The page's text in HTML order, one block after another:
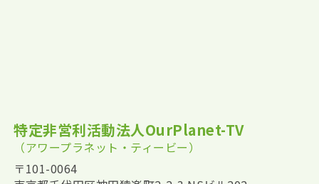
特定非営利活動法人OurPlanet-TV
（アワープラネット・ティービー）
〒101-0064